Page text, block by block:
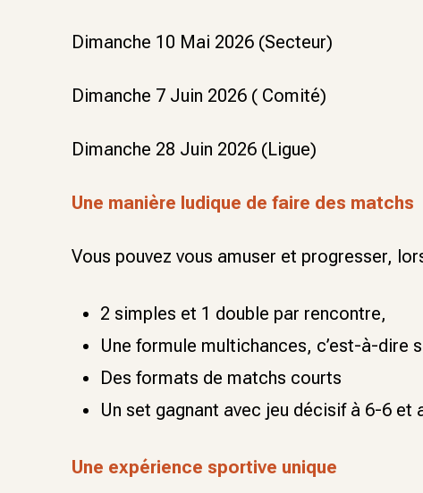
Dimanche 10 Mai 2026 (Secteur)
Dimanche 7 Juin 2026 ( Comité)
Dimanche 28 Juin 2026 (Ligue)
Une manière ludique de faire des matchs
Vous pouvez vous amuser et progresser,
2 simples et 1 double par rencontre,
Une formule multichances, c’est-à-dire
Des formats de matchs courts
Un set gagnant avec jeu décisif à 6-6 et
Une expérience sportive unique